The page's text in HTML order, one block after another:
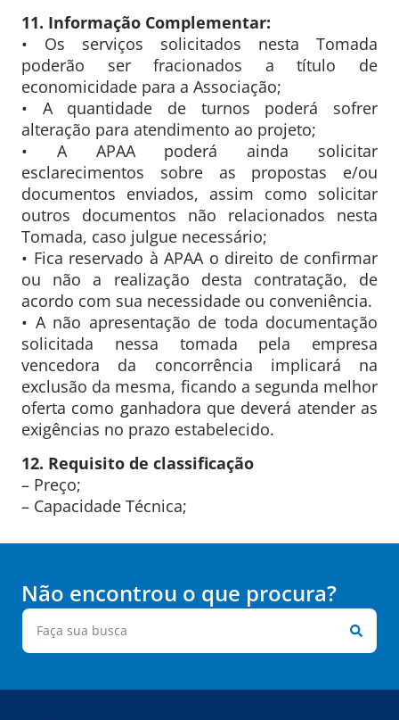
11. Informação Complementar:
• Os serviços solicitados nesta Tomada
poderão ser fracionados a título de
economicidade para a Associação;
• A quantidade de turnos poderá sofrer
alteração para atendimento ao projeto;
• A APAA poderá ainda solicitar
esclarecimentos sobre as propostas e/ou
documentos enviados, assim como solicitar
outros documentos não relacionados nesta
Tomada, caso julgue necessário;
• Fica reservado à APAA o direito de confirmar
ou não a realização desta contratação, de
acordo com sua necessidade ou conveniência.
• A não apresentação de toda documentação
solicitada nessa tomada pela empresa
vencedora da concorrência implicará na
exclusão da mesma, ficando a segunda melhor
oferta como ganhadora que deverá atender as
exigências no prazo estabelecido.
12. Requisito de classificação
– Preço;
– Capacidade Técnica;
Não encontrou o que procura?